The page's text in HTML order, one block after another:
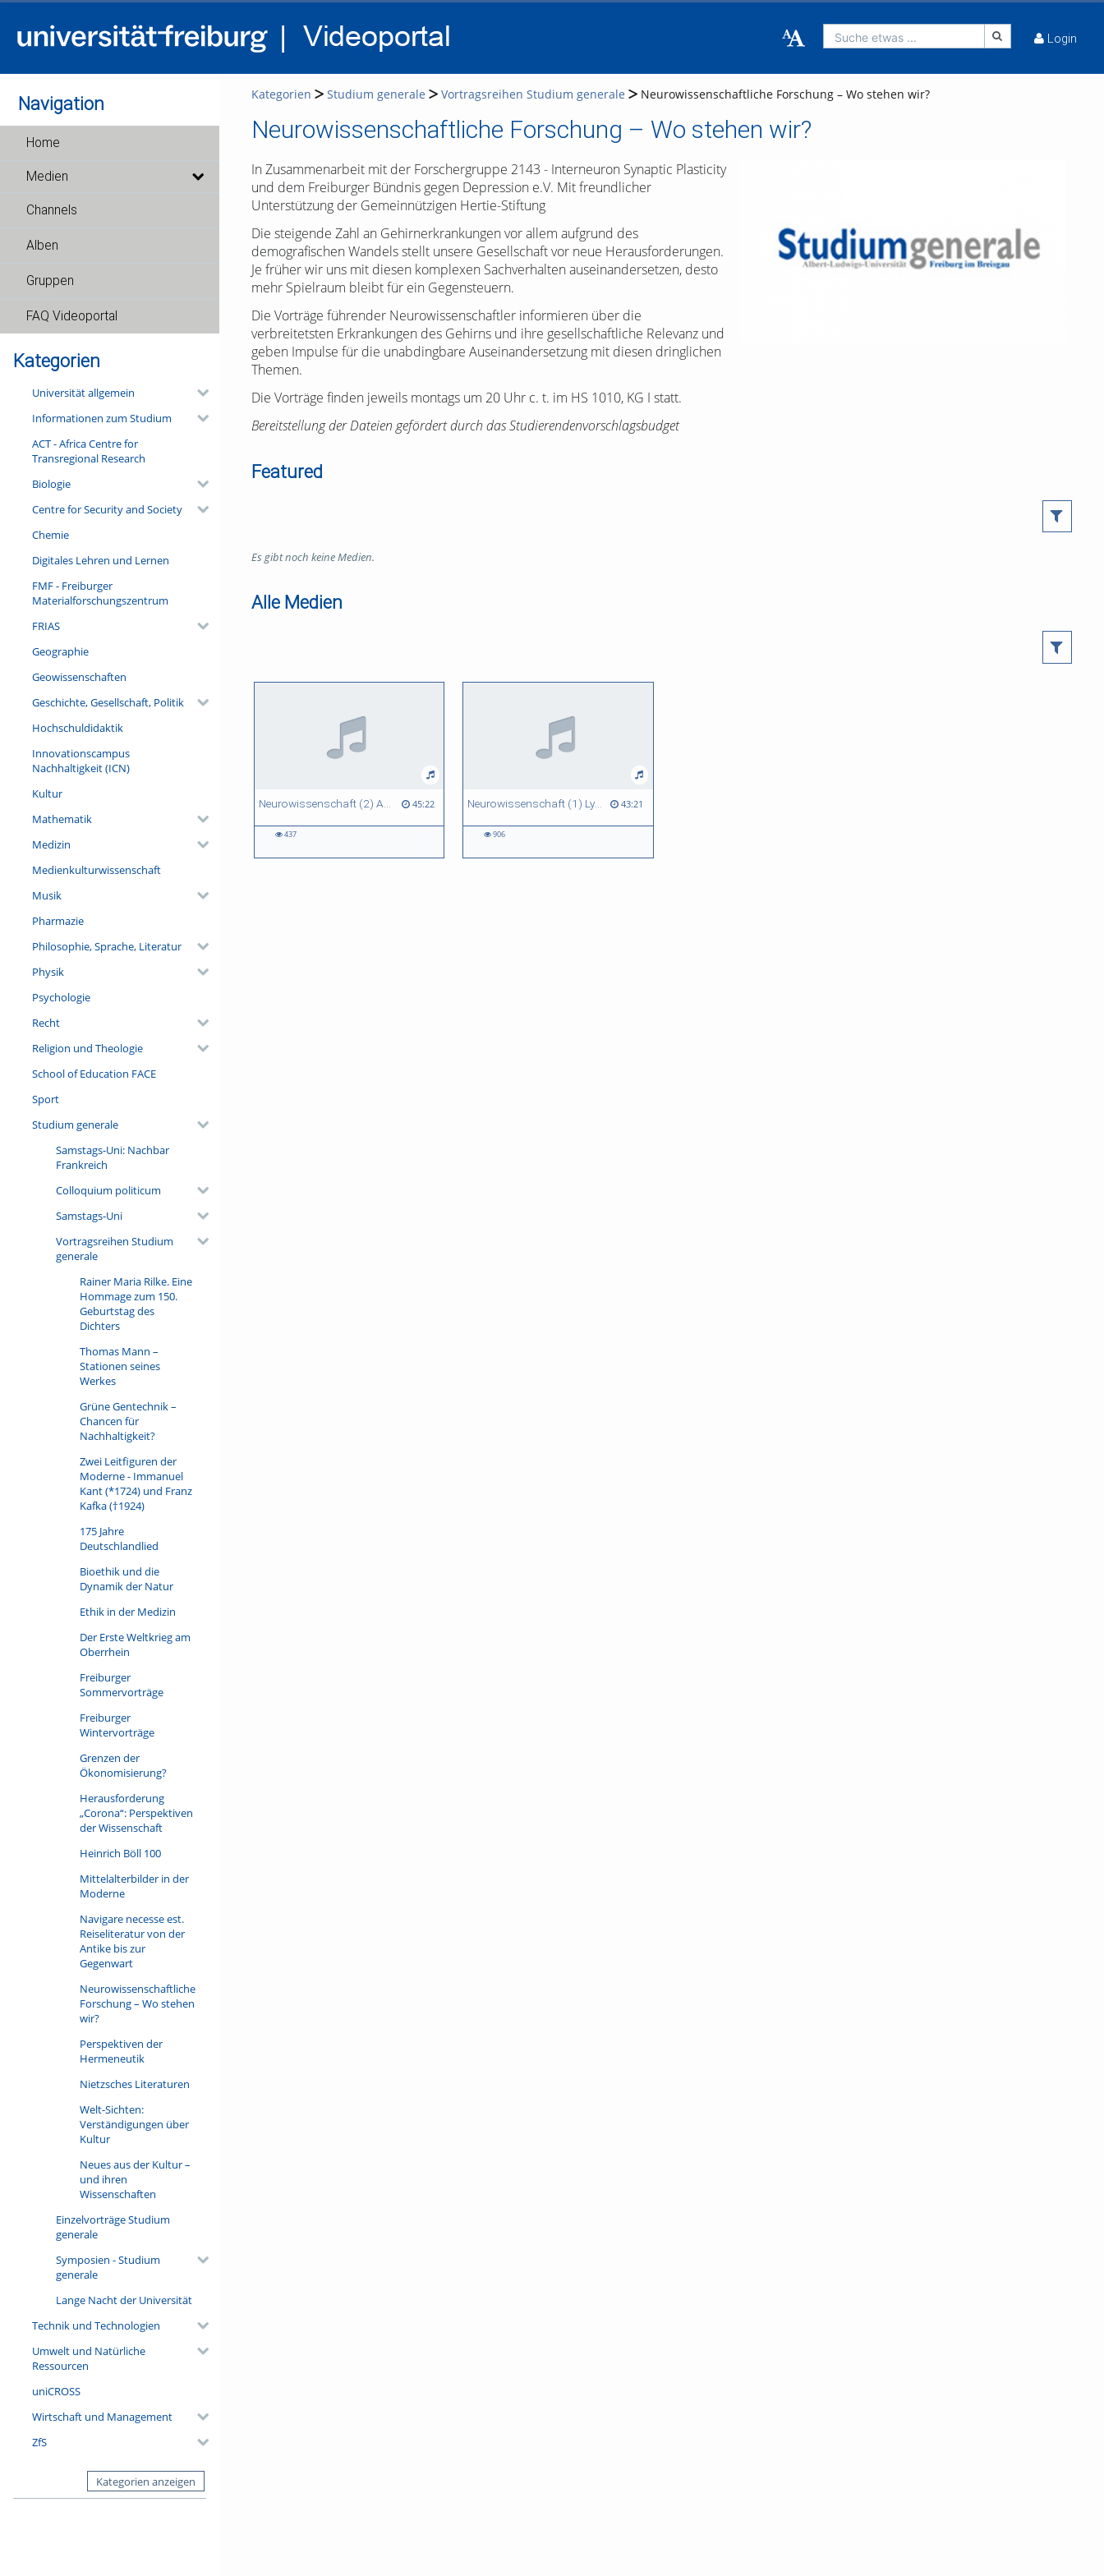
Suche etwas ... Login
Navigation
Home
Medien
Channels
Alben
Gruppen
FAQ Videoportal
Kategorien
Universität allgemein
Informationen zum Studium
ACT - Africa Centre for
Transregional Research
Biologie
Centre for Security and Society
Chemie
Digitales Lehren und Lernen
FMF - Freiburger
Materialforschungszentrum
FRIAS
Geographie
Geowissenschaften
Geschichte, Gesellschaft, Politik
Hochschuldidaktik
Innovationscampus
Nachhaltigkeit (ICN)
Kultur
Mathematik
Medizin
Medienkulturwissenschaft
Musik
Pharmazie
Philosophie, Sprache, Literatur
Physik
Psychologie
Recht
Religion und Theologie
School of Education FACE
Sport
Studium generale
Samstags-Uni: Nachbar
Frankreich
Colloquium politicum
Samstags-Uni
Vortragsreihen Studium
generale
Rainer Maria Rilke. Eine
Hommage zum 150.
Geburtstag des
Dichters
Thomas Mann –
Stationen seines
Werkes
Grüne Gentechnik –
Chancen für
Nachhaltigkeit?
Zwei Leitfiguren der
Moderne - Immanuel
Kant (*1724) und Franz
Kafka (†1924)
175 Jahre
Deutschlandlied
Bioethik und die
Dynamik der Natur
Ethik in der Medizin
Der Erste Weltkrieg am
Oberrhein
Freiburger
Sommervorträge
Freiburger
Wintervorträge
Grenzen der
Ökonomisierung?
Herausforderung
„Corona“: Perspektiven
der Wissenschaft
Heinrich Böll 100
Mittelalterbilder in der
Moderne
Navigare necesse est.
Reiseliteratur von der
Antike bis zur
Gegenwart
Neurowissenschaftliche
Forschung – Wo stehen
wir?
Perspektiven der
Hermeneutik
Nietzsches Literaturen
Welt-Sichten:
Verständigungen über
Kultur
Neues aus der Kultur –
und ihren
Wissenschaften
Einzelvorträge Studium
generale
Symposien - Studium
generale
Lange Nacht der Universität
Technik und Technologien
Umwelt und Natürliche
Ressourcen
uniCROSS
Wirtschaft und Management
ZfS
Kategorien anzeigen
Kategorien Studium generale Vortragsreihen Studium generale Neurowissenschaftliche Forschung – Wo stehen wir?
Neurowissenschaftliche Forschung – Wo stehen wir?
In Zusammenarbeit mit der Forschergruppe 2143 - Interneuron Synaptic Plasticity
und dem Freiburger Bündnis gegen Depression e.V. Mit freundlicher
Unterstützung der Gemeinnützigen Hertie-Stiftung
Die steigende Zahl an Gehirnerkrankungen vor allem aufgrund des
demografischen Wandels stellt unsere Gesellschaft vor neue Herausforderungen.
Je früher wir uns mit diesen komplexen Sachverhalten auseinandersetzen, desto
mehr Spielraum bleibt für ein Gegensteuern.
Die Vorträge führender Neurowissenschaftler informieren über die
verbreitetsten Erkrankungen des Gehirns und ihre gesellschaftliche Relevanz und
geben Impulse für die unabdingbare Auseinandersetzung mit diesen dringlichen
Themen.
Die Vorträge finden jeweils montags um 20 Uhr c. t. im HS 1010, KG I statt.
Bereitstellung der Dateien gefördert durch das Studierendenvorschlagsbudget
Featured
Es gibt noch keine Medien.
Alle Medien
Neurowissenschaft (2) Angeborene Störungen - was passiert wann, und wie sind die Folgen? 45:22
45:22 duration
437
views
Neurowissenschaft (1) Lyme Neuroborreliose – Kontroverse um Symptomatik, Diagnostik und Therapie 43:21
43:21 duration
906
views